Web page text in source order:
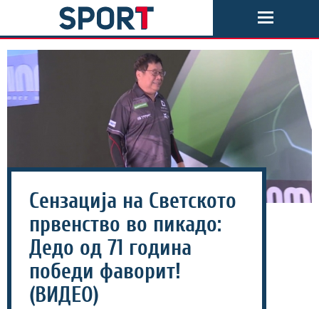
Сензација на Светското
првенство во пикадо:
Дедо од 71 година
победи фаворит!
(ВИДЕО)